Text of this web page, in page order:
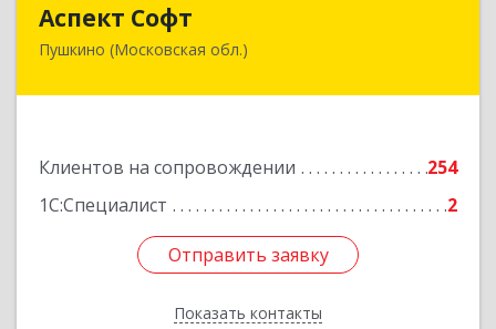
Аспект Софт
Пушкино (Московская обл.)
Клиентов на сопровождении
254
1С:Специалист
2
Отправить заявку
Показать контакты
141205, Московская обл, Пушкинский р-н,
Отправить заявку
Назад